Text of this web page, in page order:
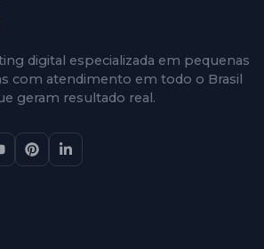
digital especializada em pequenas
com atendimento em todo o Brasil
geram resultado real.